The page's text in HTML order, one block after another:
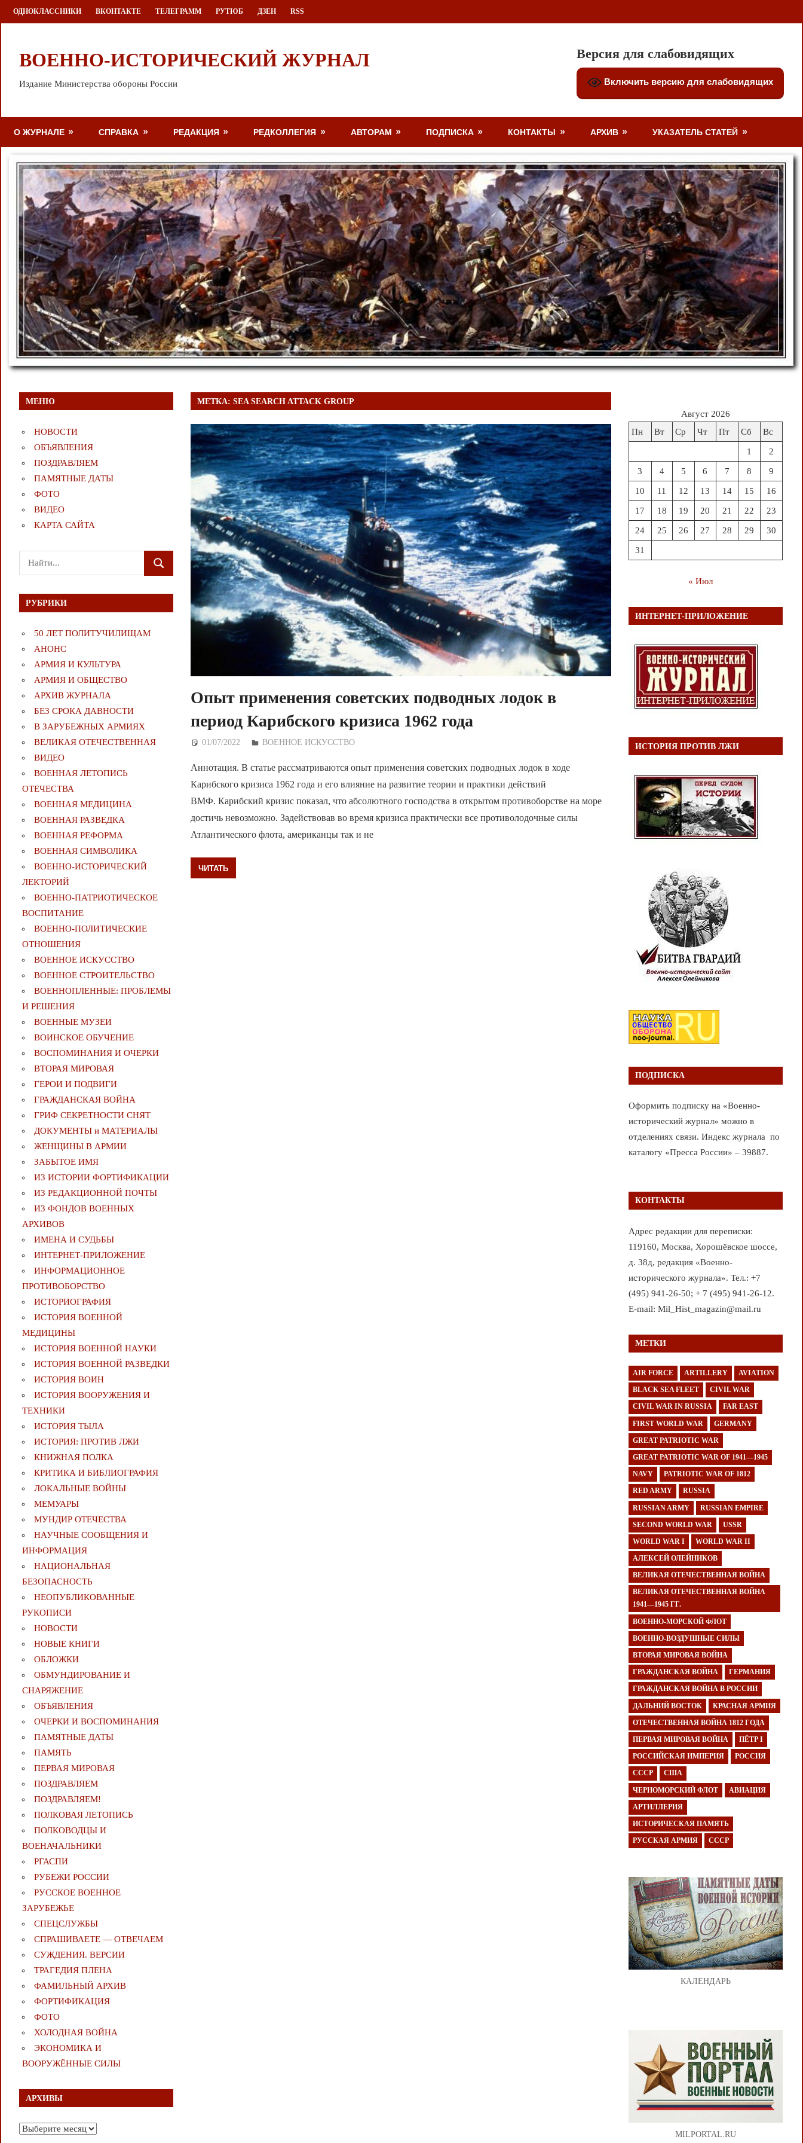
Перейти
к
ОДНОКЛАССНИКИ ВКОНТАКТЕ ТЕЛЕГРАММ РУТЮБ ДЗЕН RSS
ВОЕННО-ИСТОРИЧЕСКИЙ ЖУРНАЛ
Издание Министерства обороны России
Версия для слабовидящих
Включить версию для слабовидящих
О ЖУРНАЛЕ СПРАВКА РЕДАКЦИЯ РЕДКОЛЛЕГИЯ АВТОРАМ ПОДПИСКА КОНТАКТЫ АРХИВ УКАЗАТЕЛЬ СТАТЕЙ
МЕТКА:SEA SEARCH ATTACK GROUP
Опыт применения советских подводных лодок в
период Карибского кризиса 1962 года
01/07/2022 Дежурный по Редакции
ВОЕННОЕ ИСКУССТВО
Аннотация. В статье рассматриваются опыт применения советских подводных лодок в ходе
Карибского кризиса 1962 года и его влияние на развитие теории и практики действий
ВМФ. Карибский кризис показал, что абсолютного господства в открытом противоборстве на море
достичь невозможно. Задействовав во время кризиса практически все противолодочные силы
Атлантического флота, американцы так и не
ЧИТАТЬ
МЕНЮ
НОВОСТИ
ОБЪЯВЛЕНИЯ
ПОЗДРАВЛЯЕМ
ПАМЯТНЫЕ ДАТЫ
ФОТО
ВИДЕО
КАРТА САЙТА
Поиск
для:
ПОИСК
РУБРИКИ
50 ЛЕТ ПОЛИТУЧИЛИЩАМ
АНОНС
АРМИЯ И КУЛЬТУРА
АРМИЯ И ОБЩЕСТВО
АРХИВ ЖУРНАЛА
БЕЗ СРОКА ДАВНОСТИ
В ЗАРУБЕЖНЫХ АРМИЯХ
ВЕЛИКАЯ ОТЕЧЕСТВЕННАЯ
ВИДЕО
ВОЕННАЯ ЛЕТОПИСЬ
ОТЕЧЕСТВА
ВОЕННАЯ МЕДИЦИНА
ВОЕННАЯ РАЗВЕДКА
ВОЕННАЯ РЕФОРМА
ВОЕННАЯ СИМВОЛИКА
ВОЕННО-ИСТОРИЧЕСКИЙ
ЛЕКТОРИЙ
ВОЕННО-ПАТРИОТИЧЕСКОЕ
ВОСПИТАНИЕ
ВОЕННО-ПОЛИТИЧЕСКИE
ОТНОШЕНИЯ
ВОЕННОЕ ИСКУССТВО
ВОЕННОЕ СТРОИТЕЛЬСТВО
ВОЕННОПЛЕННЫЕ: ПРОБЛЕМЫ
И РЕШЕНИЯ
ВОЕННЫЕ МУЗЕИ
ВОИНСКОЕ ОБУЧЕНИЕ
ВОСПОМИНАНИЯ И ОЧЕРКИ
ВТОРАЯ МИРОВАЯ
ГЕРОИ И ПОДВИГИ
ГРАЖДАНСКАЯ ВОЙНА
ГРИФ СЕКРЕТНОСТИ СНЯТ
ДОКУМЕНТЫ и МАТЕРИАЛЫ
ЖЕНЩИНЫ В АРМИИ
ЗАБЫТОЕ ИМЯ
ИЗ ИСТОРИИ ФОРТИФИКАЦИИ
ИЗ РЕДАКЦИОННОЙ ПОЧТЫ
ИЗ ФОНДОВ ВОЕННЫХ
АРХИВОВ
ИМЕНА И СУДЬБЫ
ИНТЕРНЕТ-ПРИЛОЖЕНИЕ
ИНФОРМАЦИОННОЕ
ПРОТИВОБОРСТВО
ИСТОРИОГРАФИЯ
ИСТОРИЯ ВОЕННОЙ
МЕДИЦИНЫ
ИСТОРИЯ ВОЕННОЙ НАУКИ
ИСТОРИЯ ВОЕННОЙ РАЗВЕДКИ
ИСТОРИЯ ВОИН
ИСТОРИЯ ВООРУЖЕНИЯ И
ТЕХНИКИ
ИСТОРИЯ ТЫЛА
ИСТОРИЯ: ПРОТИВ ЛЖИ
КНИЖНАЯ ПОЛКА
КРИТИКА И БИБЛИОГРАФИЯ
ЛОКАЛЬНЫЕ ВОЙНЫ
МЕМУАРЫ
МУНДИР ОТЕЧЕСТВА
НАУЧНЫЕ СООБЩЕНИЯ И
ИНФОРМАЦИЯ
НАЦИОНАЛЬНАЯ
БЕЗОПАСНОСТЬ
НЕОПУБЛИКОВАННЫЕ
РУКОПИСИ
НОВОСТИ
НОВЫЕ КНИГИ
ОБЛОЖКИ
ОБМУНДИРОВАНИЕ И
СНАРЯЖЕНИЕ
ОБЪЯВЛЕНИЯ
ОЧЕРКИ И ВОСПОМИНАНИЯ
ПАМЯТНЫЕ ДАТЫ
ПАМЯТЬ
ПЕРВАЯ МИРОВАЯ
ПОЗДРАВЛЯЕМ
ПОЗДРАВЛЯЕМ!
ПОЛКОВАЯ ЛЕТОПИСЬ
ПОЛКОВОДЦЫ И
ВОЕНАЧАЛЬНИКИ
РГАСПИ
РУБЕЖИ РОССИИ
РУССКОЕ ВОЕННОЕ
ЗАРУБЕЖЬЕ
СПЕЦСЛУЖБЫ
СПРАШИВАЕТЕ — ОТВЕЧАЕМ
СУЖДЕНИЯ. ВЕРСИИ
ТРАГЕДИЯ ПЛЕНА
ФАМИЛЬНЫЙ АРХИВ
ФОРТИФИКАЦИЯ
ФОТО
ХОЛОДНАЯ ВОЙНА
ЭКОНОМИКА И
ВООРУЖЁННЫЕ СИЛЫ
АРХИВЫ
Архивы
Август 2026
Пн
Вт Ср Чт Пт Сб Вс
1 2
3 4 5 6 7 8 9
10 11 12 13 14 15 16
17 18 19 20 21 22 23
24 25 26 27 28 29 30
31
« Июл
ИНТЕРНЕТ-ПРИЛОЖЕНИЕ
ИСТОРИЯ ПРОТИВ ЛЖИ
ПОДПИСКА
Оформить подписку на «Военно-
исторический журнал» можно в
отделениях связи. Индекс журнала по
каталогу «Пресса России» – 39887.
КОНТАКТЫ
Адрес редакции для переписки:
119160, Москва, Хорошёвское шоссе,
д. 38д, редакция «Военно-
исторического журнала». Тел.: +7
(495) 941-26-50; + 7 (495) 941-26-12.
E-mail: Mil_Hist_magazin@mail.ru
МЕТКИ
AIR FORCE ARTILLERY AVIATION
BLACK SEA FLEET CIVIL WAR
CIVIL WAR IN RUSSIA FAR EAST
FIRST WORLD WAR GERMANY
GREAT PATRIOTIC WAR
GREAT PATRIOTIC WAR OF 1941—1945
NAVY PATRIOTIC WAR OF 1812
RED ARMY RUSSIA
RUSSIAN ARMY RUSSIAN EMPIRE
SECOND WORLD WAR USSR
WORLD WAR I WORLD WAR II
АЛЕКСЕЙ ОЛЕЙНИКОВ
ВЕЛИКАЯ ОТЕЧЕСТВЕННАЯ ВОЙНА
ВЕЛИКАЯ ОТЕЧЕСТВЕННАЯ ВОЙНА
1941—1945 ГГ.
ВОЕННО-МОРСКОЙ ФЛОТ
ВОЕННО-ВОЗДУШНЫЕ СИЛЫ
ВТОРАЯ МИРОВАЯ ВОЙНА
ГРАЖДАНСКАЯ ВОЙНА ГЕРМАНИЯ
ГРАЖДАНСКАЯ ВОЙНА В РОССИИ
ДАЛЬНИЙ ВОСТОК КРАСНАЯ АРМИЯ
ОТЕЧЕСТВЕННАЯ ВОЙНА 1812 ГОДА
ПЕРВАЯ МИРОВАЯ ВОЙНА ПЁТР I
РОССИЙСКАЯ ИМПЕРИЯ РОССИЯ
СССР США
ЧЕРНОМОРСКИЙ ФЛОТ АВИАЦИЯ
АРТИЛЛЕРИЯ
ИСТОРИЧЕСКАЯ ПАМЯТЬ
РУССКАЯ АРМИЯ СССР
КАЛЕНДАРЬ
MILPORTAL.RU